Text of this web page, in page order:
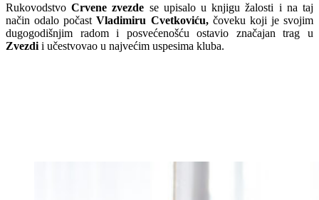
RukovodstvoCrvene zvezde se upisalo u knjigu žalosti i na taj
način odalo počastVladimiru Cvetkoviću,čoveku koji je svojim
dugogodišnjim radom i posvećenošću ostavio značajan trag u
Zvezdi i učestvovao u najvećim uspesima kluba.